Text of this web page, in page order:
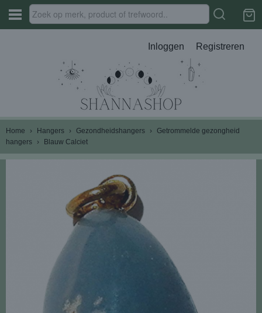
Inloggen Registreren
Home › Hangers › Gezondheidshangers › Getrommelde gezongheid
hangers
› Blauw Calciet